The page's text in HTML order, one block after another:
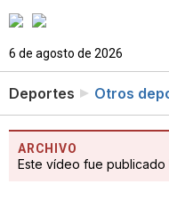
6 de agosto de 2026
Deportes Otros
ARCHIVO
Este vídeo fue publicado